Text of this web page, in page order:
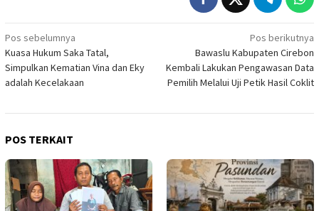
Navigasi
pos
Pos sebelumnya
Kuasa Hukum Saka Tatal,
Simpulkan Kematian Vina dan Eky
adalah Kecelakaan
Pos berikutnya
Bawaslu Kabupaten Cirebon
Kembali Lakukan Pengawasan Data
Pemilih Melalui Uji Petik Hasil Coklit
POS TERKAIT